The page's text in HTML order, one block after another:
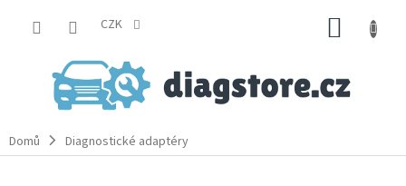
CZK
Domů Diagnostické adaptéry